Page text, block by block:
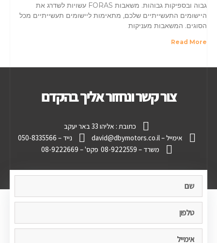
גבוה ובספיקות גבוהות. משאבות FORAS עשויות לשדרג את
היישומים התעשייתיים שלכם, מתאימות ליישומים תעשייתיים מכל
הסוגים. המשאבות מעניקות
Read More
צור קשר ונחזור אליך בהקדם
כתובת : אליהו 33 באר יעקב
אימייל – david@dbymotors.co.il
נייד – 050-8335566
משרד – 08-9222559
פקס' – 08-9222669